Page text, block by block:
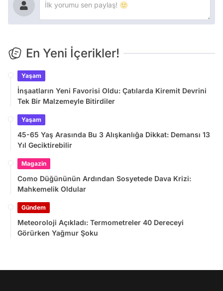
En Yeni İçerikler!
Yaşam
İnşaatların Yeni Favorisi Oldu: Çatılarda Kiremit Devrini
Tek Bir Malzemeyle Bitirdiler
Yaşam
45-65 Yaş Arasında Bu 3 Alışkanlığa Dikkat: Demansı 13
Yıl Geciktirebilir
Magazin
Como Düğününün Ardından Sosyetede Dava Krizi:
Mahkemelik Oldular
Gündem
Meteoroloji Açıkladı: Termometreler 40 Dereceyi
Görürken Yağmur Şoku